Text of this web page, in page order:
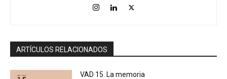
ARTÍCULOS RELACIONADOS
VAD 15. La memoria